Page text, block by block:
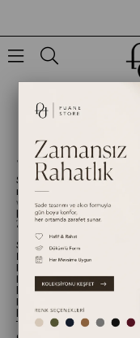
KARGO VE
1. Genel Bilgiler
SEYLAN HAZIR GİYİM
müşteri memnuniyetini
www.puanestore.com
bağlı olarak en kısa
2. Kargo Süreci
Siparişleriniz, ödeme
Kargo aracılığıyla
Resmî ve dinî bayramlar
Kredi kartı ile yapılan
hazırlanır.
Havale/EFT ile yapılan
hesabımıza ulaşması ile
Teslimat süresi,